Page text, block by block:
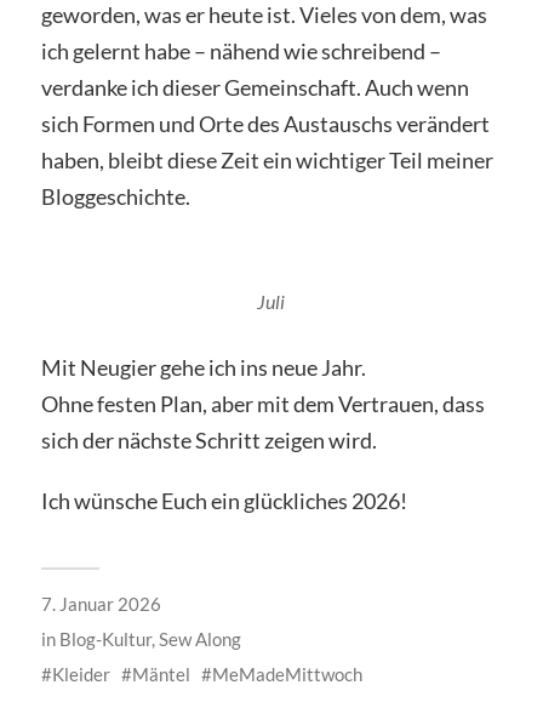
geworden, was er heute ist. Vieles von dem, was
ich gelernt habe – nähend wie schreibend –
verdanke ich dieser Gemeinschaft. Auch wenn
sich Formen und Orte des Austauschs verändert
haben, bleibt diese Zeit ein wichtiger Teil meiner
Bloggeschichte.
Juli
Mit Neugier gehe ich ins neue Jahr.
Ohne festen Plan, aber mit dem Vertrauen, dass
sich der nächste Schritt zeigen wird.
Ich wünsche Euch ein glückliches 2026!
7. Januar 2026
in Blog-Kultur,Sew Along
Kleider
Mäntel MeMadeMittwoch